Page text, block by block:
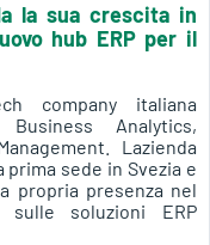
la sua crescita in
hub ERP per il
company italiana
Analytics,
Lazienda
prima sede in Svezia e
propria presenza nel
soluzioni ERP